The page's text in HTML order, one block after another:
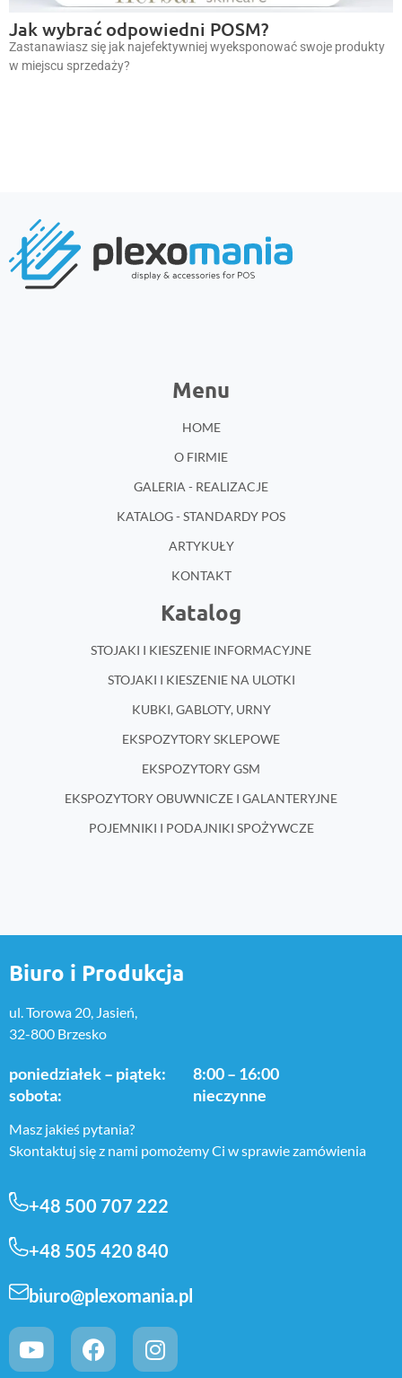
Jak wybrać odpowiedni POSM?
Zastanawiasz się jak najefektywniej wyeksponować swoje produkty
w miejscu sprzedaży?
Menu
HOME
O FIRMIE
GALERIA - REALIZACJE
KATALOG - STANDARDY POS
ARTYKUŁY
KONTAKT
Katalog
STOJAKI I KIESZENIE INFORMACYJNE
STOJAKI I KIESZENIE NA ULOTKI
KUBKI, GABLOTY, URNY
EKSPOZYTORY SKLEPOWE
EKSPOZYTORY GSM
EKSPOZYTORY OBUWNICZE I GALANTERYJNE
POJEMNIKI I PODAJNIKI SPOŻYWCZE
Biuro i Produkcja
ul. Torowa 20, Jasień,
32-800 Brzesko
poniedziałek – piątek:
sobota:
8:00 – 16:00
nieczynne
Masz jakieś pytania?
Skontaktuj się z nami pomożemy Ci w sprawie zamówienia
+48 500 707 222
+48 505 420 840
biuro@plexomania.pl